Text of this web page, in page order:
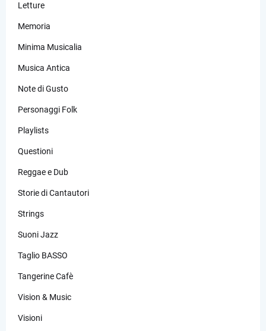
Letture
Memoria
Minima Musicalia
Musica Antica
Note di Gusto
Personaggi Folk
Playlists
Questioni
Reggae e Dub
Storie di Cantautori
Strings
Suoni Jazz
Taglio BASSO
Tangerine Cafè
Vision & Music
Visioni